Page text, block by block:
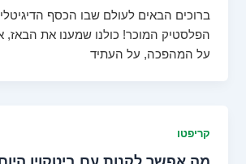
ברוכים הבאים לעולם שבו הכסף
הפלסטיק המוכר! כולנו שמענו את
על המהפכה, על העתיד
קריפטו